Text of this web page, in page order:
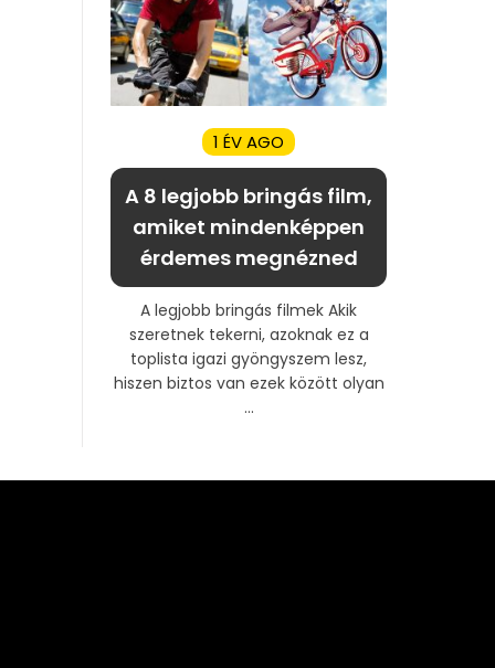
1 ÉV AGO
A 8 legjobb bringás film,
amiket mindenképpen
érdemes megnézned
A legjobb bringás filmek Akik
szeretnek tekerni, azoknak ez a
toplista igazi gyöngyszem lesz,
hiszen biztos van ezek között olyan
...